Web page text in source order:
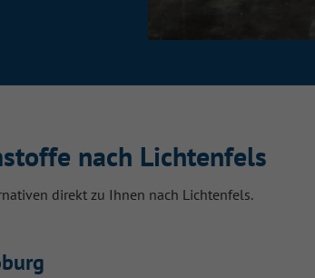
nach Lichtenfels
direkt zu Ihnen nach Lichtenfels.